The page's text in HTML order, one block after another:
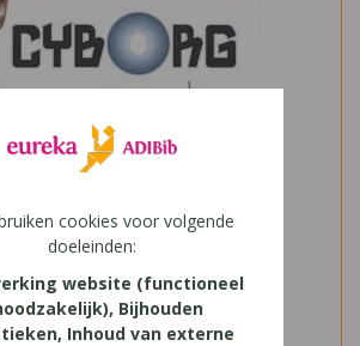
cookies voor volgende
doeleinden:
website (functioneel
Bijhouden
Inhoud van externe